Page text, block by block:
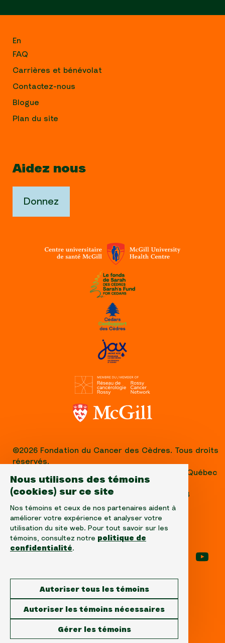
Nous utilisons des témoins
(cookies) sur ce site
Nos témoins et ceux de nos partenaires aident à
améliorer votre expérience et analyser votre
utilisation du site web. Pour tout savoir sur les
témoins, consultez notre politique de
confidentialité.
Autoriser tous les témoins
Autoriser les témoins nécessaires
Gérer les témoins
En
FAQ
Carrières et bénévolat
Contactez-nous
Blogue
Plan du site
Aidez nous
Donnez
©2026 Fondation du Cancer des Cèdres. Tous droits
réservés.
1310, avenue Greene, Suite 520, Westmount, Québec
H3Z 2B2,
Téléphone: (514) 656-6662, Fax: (514) 303-1288
No. ARC 10520-2501-RR-0001
Suivez-nous sur instagram
Suivez-nous sur
Avertissement
Protection de la confidentialité